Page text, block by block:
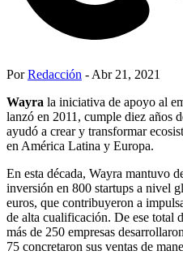
PorRedacción - Abr 21, 2021
Wayra la iniciativa de apoyo al
lanzó en 2011, cumple diez años
ayudó a crear y transformar
en América Latina y Europa.
En esta década, Wayra mantuvo
inversión en 800 startups a nivel
euros, que contribuyeron a
de alta cualificación. De ese total
más de 250 empresas
75 concretaron sus ventas de